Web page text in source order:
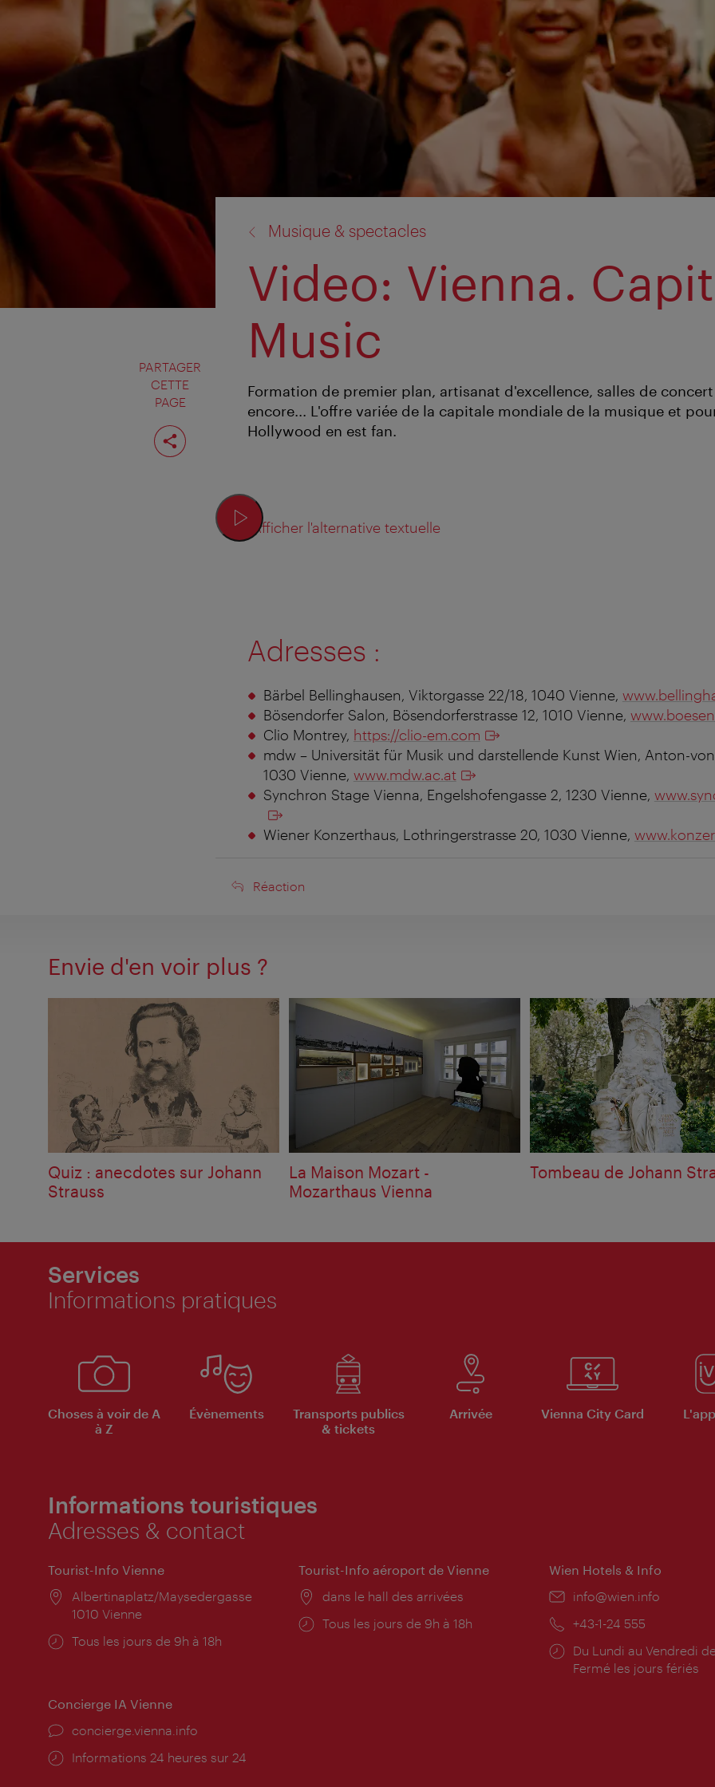
PARTAGER
CETTE
PAGE
Partager
cette
page
Musique & spectacles
Video: Vienna.
Music
Formation de premier plan, artisanat d'excellence, salles de
encore... L'offre variée de la capitale mondiale de la musique et
Hollywood en est fan.
Afficher l'alternative textuelle
Adresses :
Bärbel Bellinghausen, Viktorgasse 22/18, 1040 Vienne,
Bösendorfer Salon, Bösendorferstrasse 12, 1010 Vienne,
Clio Montrey, https://clio-em.com
mdw – Universität für Musik und darstellende Kunst Wien, Anton-
1030 Vienne, www.mdw.ac.at
Synchron Stage Vienna, Engelshofengasse 2, 1230 Vienne,
Wiener Konzerthaus, Lothringerstrasse 20, 1030 Vienne,
Réaction
Réaction
Envie d'en voir plus ?
Quiz : anecdotes sur Johann
Strauss
La Maison Mozart -
Mozarthaus Vienna
Tombeau de Johann
Services
Informations pratiques
Choses à voir de A
à Z
Évènements
Transports publics
& tickets
Arrivée Vienna City Card
Informations touristiques
Adresses & contact
Tourist-Info Vienne
Lieu:
Albertinaplatz/Maysedergasse
1010 Vienne
Horaires
Tous les jours de 9h à 18h
Tourist-Info aéroport de Vienne
Lieu:
dans le hall des arrivées
Horaires
Tous les jours de 9h à 18h
Wien Hotels & Info
E-
info@wien.info
Téléphone:
+43-1-24 555
Horaires
d'ouverture:
Du Lundi au Vendredi
Fermé les jours fériés
Concierge IA Vienne
Ort:
concierge.vienna.info
Öffnungszeiten:
Informations 24 heures sur 24